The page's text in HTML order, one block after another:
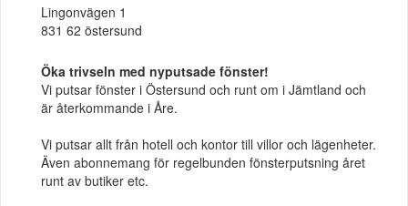
Lingonvägen 1
831 62 östersund
Öka trivseln med nyputsade fönster!
Vi putsar fönster i Östersund och runt om i Jämtland och
är återkommande i Åre.
Vi putsar allt från hotell och kontor till villor och lägenheter.
Även abonnemang för regelbunden fönsterputsning året
runt av butiker etc.